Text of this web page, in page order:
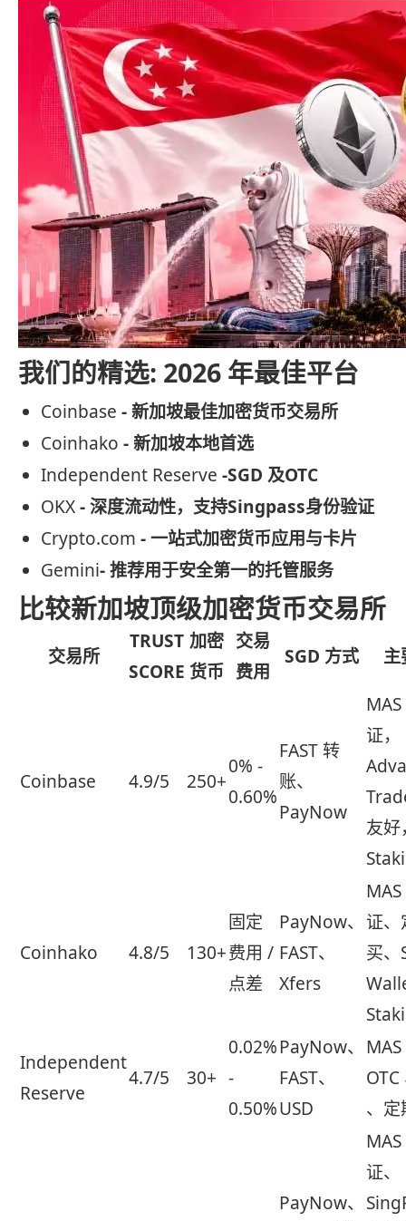
我们的精选: 2026 年最佳平台
Coinbase - 新加坡最佳加密货币交易所
Coinhako - 新加坡本地首选
Independent Reserve -SGD 及OTC
OKX- 深度流动性，支持Singpass身份验证
Crypto.com - 一站式加密货币应用与卡片
Gemini- 推荐用于安全第一的托管服务
比较新加坡顶级加密货币交易所
交易所
TRUST
SCORE
加密
货币
交易
费用
SGD 方式 主
Coinbase 4.9/5 250+
0% -
0.60%
FAST 转
账、
PayNow
证，
友好
Coinhako 4.8/5 130+
固定
费用 /
点差
PayNow、
FAST、
Xfers
证、
买、
Independent
Reserve
4.7/5 30+
0.02%
-
0.50%
PayNow、
FAST、
USD
OTC
、定
PayNow、
证、